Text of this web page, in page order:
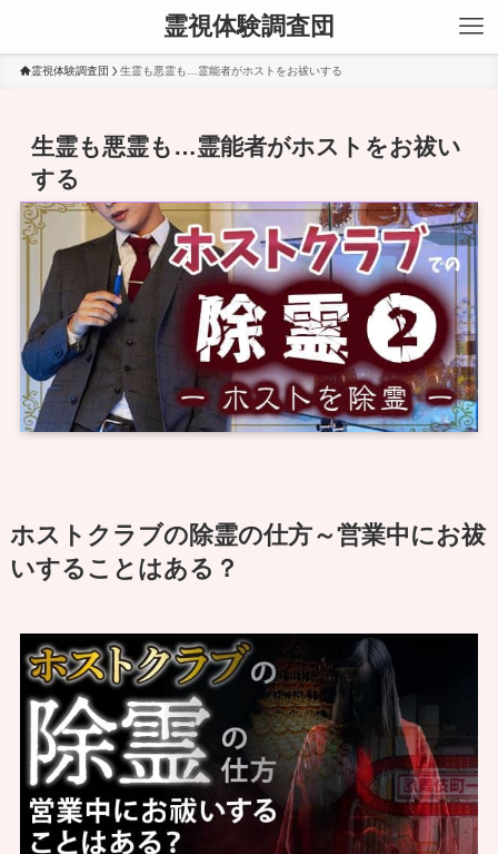
霊視体験調査団
霊視体験調査団 生霊も悪霊も…霊能者がホストをお祓いする
生霊も悪霊も…霊能者がホストをお祓い
する
ホストクラブの除霊の仕方～営業中にお祓
いすることはある？